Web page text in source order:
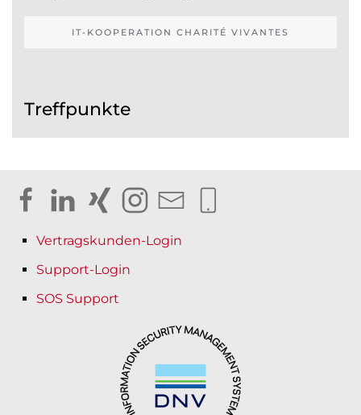
IT-KOOPERATION CHARITÉ VIVANTES
Treffpunkte
Vertragskunden-Login
Support-Login
SOS Support